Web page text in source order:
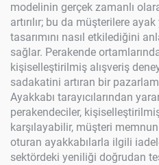
modelinin gerçek zamanlı
artırılır; bu da müşterilere ayak
tasarımını nasıl etkilediğini
sağlar. Perakende
kişiselleştirilmiş alışveriş
sadakatini artıran bir
Ayakkabı tarayıcılarından
perakendeciler,
karşılayabilir, müşteri
oturan ayakkabılarla ilgili
sektördeki yeniliği doğrudan